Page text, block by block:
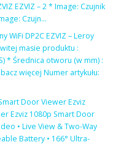
EZVIZ – 2 * Image: Czujnik
Czujn…
DP2C EZVIZ – Leroy
masie produktu :
* Średnica otworu (w mm) :
więcej Numer artykułu:
Door Viewer Ezviz
Ezviz 1080p Smart Door
• Live View & Two-Way
Battery • 166° Ultra-